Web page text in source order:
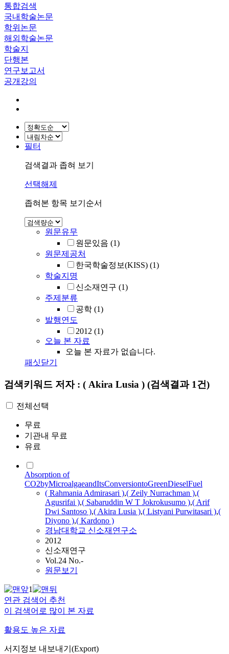
통합검색
국내학술논문
학위논문
해외학술논문
학술지
단행본
연구보고서
공개강의
필터
검색결과 좁혀 보기
선택해제
좁혀본 항목 보기순서
원문유무
원문있음 (1)
원문제공처
한국학술정보(KISS) (1)
학술지명
신소재연구 (1)
주제분류
공학 (1)
발행연도
2012 (1)
오늘 본 자료
오늘 본 자료가 없습니다.
패싯닫기
검색키워드 저자 : ( Akira Lusia ) (검색결과 1건)
전체선택
무료
기관내 무료
유료
Absorption of
CO2byMicroalgaeandItsConversiontoGreenDieselFuel
( Rahmania Admirasari ),( Zeily Nurrachman ),(
Agusrifai ),( Sabaruddin W T Jokrokusumo ),( Arif
Dwi Santoso ),(Akira Lusia ),( Listyani Purwitasari ),(
Diyono ),( Kardono )
경남대학교 신소재연구소
2012
신소재연구
Vol.24 No.-
원문보기
1
연관 검색어 추천
이 검색어로 많이 본 자료
활용도 높은 자료
서지정보 내보내기(Export)